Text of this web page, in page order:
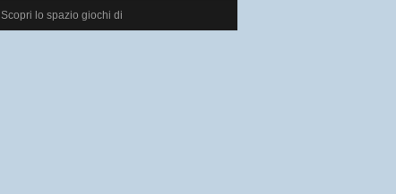
Scopri lo spazio giochi di